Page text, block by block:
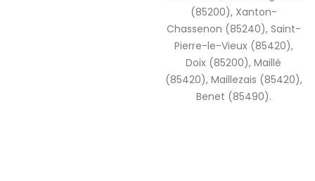
(85200), Xanton-
Chassenon (85240), Saint-
Pierre-le-Vieux (85420),
Doix (85200), Maillé
(85420), Maillezais (85420),
Benet (85490).